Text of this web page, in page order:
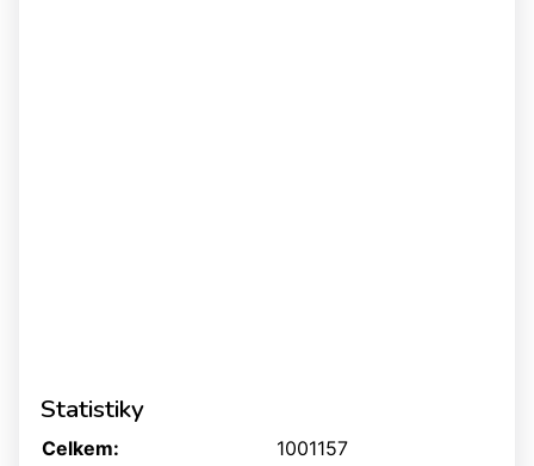
Statistiky
Celkem:
1001157